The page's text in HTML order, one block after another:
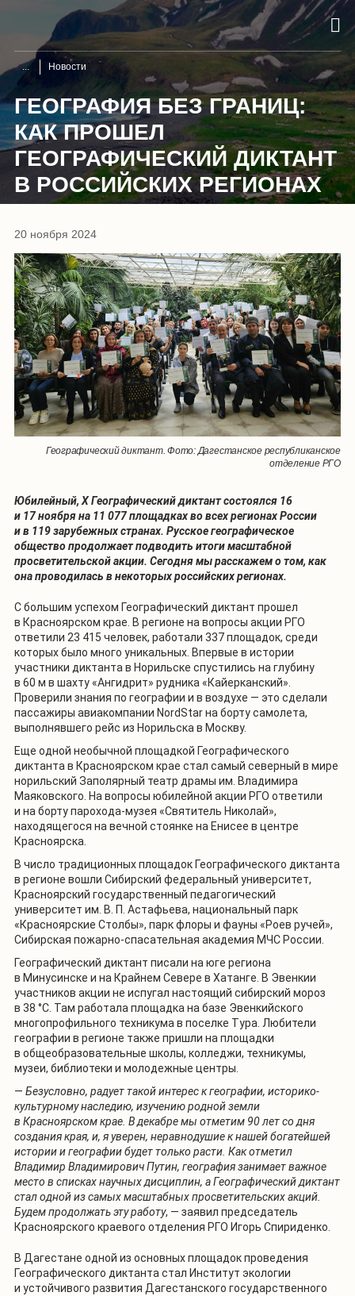
Новости
ГЕОГРАФИЯ БЕЗ ГРАНИЦ:
КАК ПРОШЕЛ
ГЕОГРАФИЧЕСКИЙ ДИКТАНТ
В РОССИЙСКИХ РЕГИОНАХ
20 ноября 2024
Географический диктант. Фото: Дагестанское республиканское
отделение РГО
Юбилейный, X Географический диктант состоялся 16
и 17 ноября на 11 077 площадках во всех регионах России
и в 119 зарубежных странах. Русское географическое
общество продолжает подводить итоги масштабной
просветительской акции. Сегодня мы расскажем о том, как
она проводилась в некоторых российских регионах.
С большим успехом Географический диктант прошел
в Красноярском крае. В регионе на вопросы акции РГО
ответили 23 415 человек, работали 337 площадок, среди
которых было много уникальных. Впервые в истории
участники диктанта в Норильске спустились на глубину
в 60 м в шахту «Ангидрит» рудника «Кайерканский».
Проверили знания по географии и в воздухе — это сделали
пассажиры авиакомпании NordStar на борту самолета,
выполнявшего рейс из Норильска в Москву.
Еще одной необычной площадкой Географического
диктанта в Красноярском крае стал самый северный в мире
норильский Заполярный театр драмы им. Владимира
Маяковского. На вопросы юбилейной акции РГО ответили
и на борту парохода-музея «Святитель Николай»,
находящегося на вечной стоянке на Енисее в центре
Красноярска.
В число традиционных площадок Географического диктанта
в регионе вошли Сибирский федеральный университет,
Красноярский государственный педагогический
университет им. В. П. Астафьева, национальный парк
«Красноярские Столбы», парк флоры и фауны «Роев ручей»,
Сибирская пожарно-спасательная академия МЧС России.
Географический диктант писали на юге региона
в Минусинске и на Крайнем Севере в Хатанге. В Эвенкии
участников акции не испугал настоящий сибирский мороз
в 38 °С. Там работала площадка на базе Эвенкийского
многопрофильного техникума в поселке Тура. Любители
географии в регионе также пришли на площадки
в общеобразовательные школы, колледжи, техникумы,
музеи, библиотеки и молодежные центры.
— Безусловно, радует такой интерес к географии, историко-
культурному наследию, изучению родной земли
в Красноярском крае. В декабре мы отметим 90 лет со дня
создания края, и, я уверен, неравнодушие к нашей богатейшей
истории и географии будет только расти. Как отметил
Владимир Владимирович Путин, география занимает важное
место в списках научных дисциплин, а Географический диктант
стал одной из самых масштабных просветительских акций.
Будем продолжать эту работу, — заявил председатель
Красноярского краевого отделения РГО Игорь Спириденко.
В Дагестане одной из основных площадок проведения
Географического диктанта стал Институт экологии
и устойчивого развития Дагестанского государственного